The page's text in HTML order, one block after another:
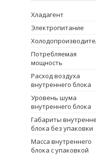
Хладагент
Электропитание
Потребляемая
мощность
Расход воздуха
внутреннего блока
Уровень шума
внутреннего блока
Габариты
блока без упаковки
Масса внутреннего
блока с упаковкой